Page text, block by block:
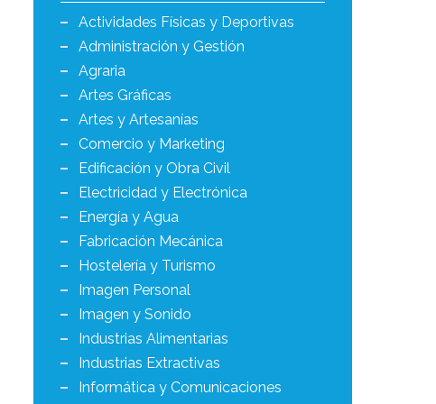
Actividades Físicas y Deportivas
Administración y Gestión
Agraria
Artes Gráficas
Artes y Artesanías
Comercio y Marketing
Edificación y Obra Civil
Electricidad y Electrónica
Energía y Agua
Fabricación Mecánica
Hostelería y Turismo
Imagen Personal
Imagen y Sonido
Industrias Alimentarias
Industrias Extractivas
Informática y Comunicaciones